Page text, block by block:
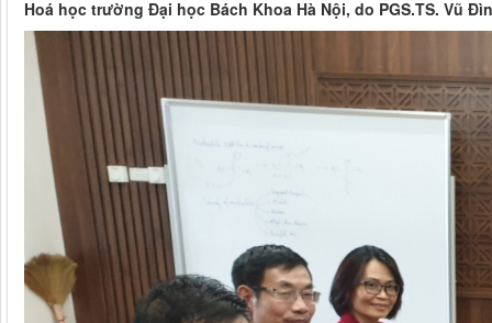
Hoá học trường Đại học Bách Khoa Hà Nội, do PGS.TS. Vũ